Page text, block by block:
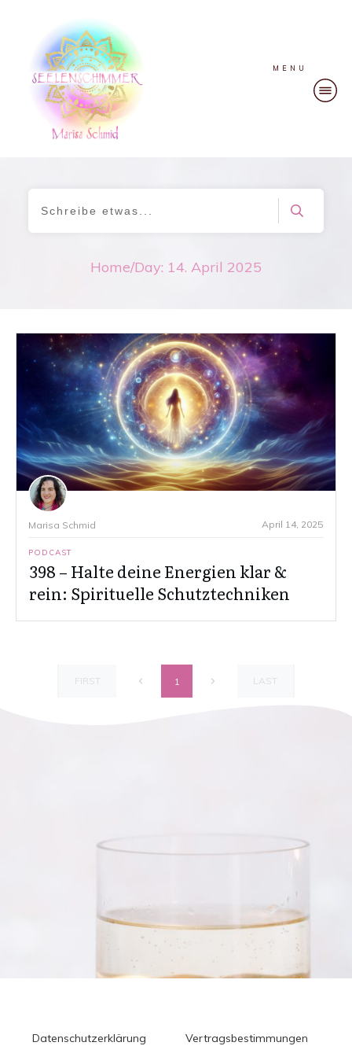
MENU
Home/Day: 14. April 2025
Marisa Schmid April 14, 2025
PODCAST
398 – Halte deine Energien klar &
rein: Spirituelle Schutztechniken
FIRST 1 LAST
Datenschutzerklärung
Vertragsbestimmungen